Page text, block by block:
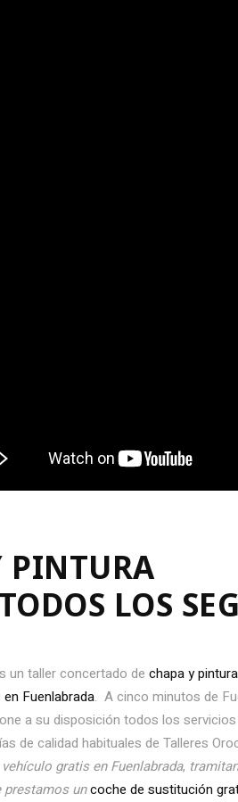
PINTURA
LOS
un taller concertado de chapa y pintura
Fuenlabrada. A cinco minutos de
a su disposición todos los
de calidad habituales de Talleres
gratis en Fuenlabrada,
prestamos uncoche de sustitución